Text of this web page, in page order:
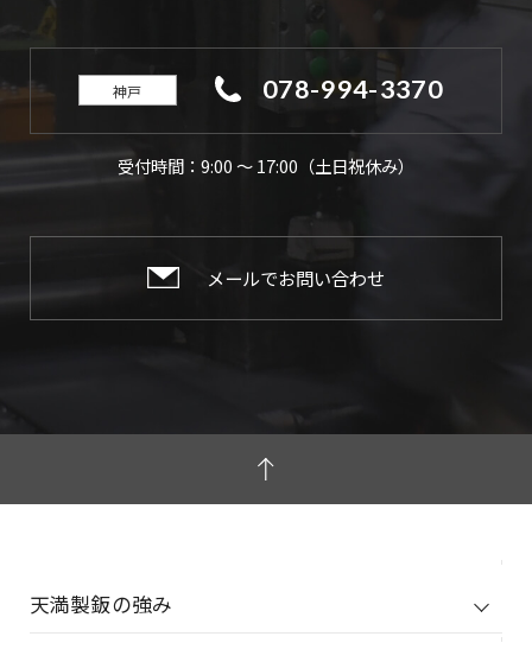
神戸 078-994-3370
受付時間：9:00 ～ 17:00（土日祝休み）
メールでお問い合わせ
天満製鈑の強み